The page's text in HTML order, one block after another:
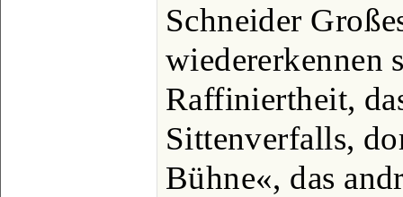
Schneider
wiedererkennen
Raffiniertheit,
Sittenverfalls,
Bühne«, das